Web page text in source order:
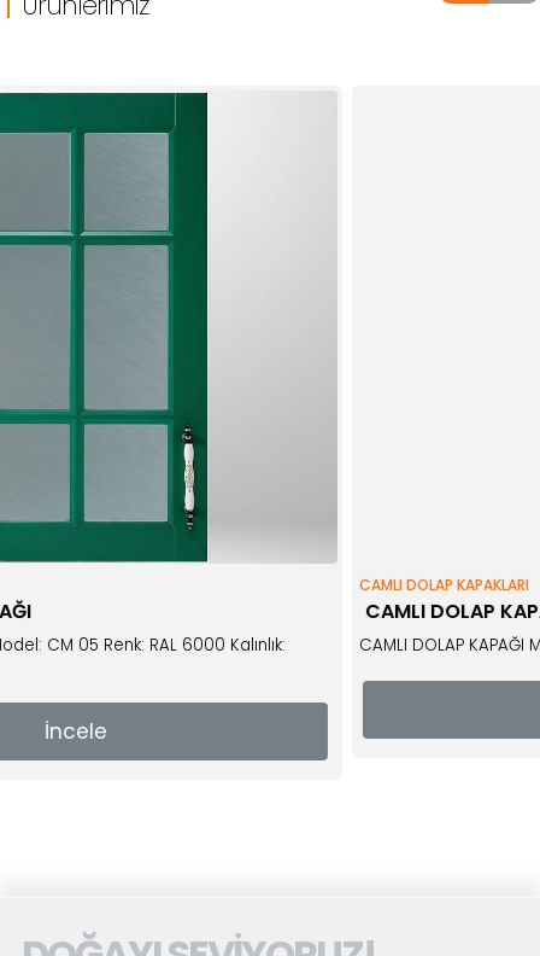
6000 Kalınlık:
CAMLI DOLAP KAPAKLARI
CAMLI DOLAP KAPAĞI
CAMLI DOLAP KAPAĞI Model: CM02 Renk: